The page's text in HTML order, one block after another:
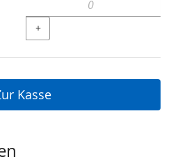
+
Kasse